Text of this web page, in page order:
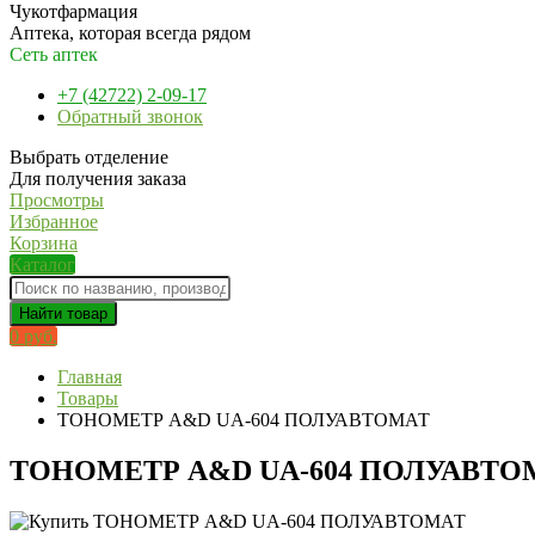
Чукотфармация
Аптека, которая всегда рядом
Сеть аптек
+7 (42722) 2-09-17
Обратный звонок
Выбрать отделение
Для получения заказа
Просмотры
Избранное
Корзина
Каталог
Найти товар
0 руб.
Главная
Товары
ТОНОМЕТР A&D UA-604 ПОЛУАВТОМАТ
ТОНОМЕТР A&D UA-604